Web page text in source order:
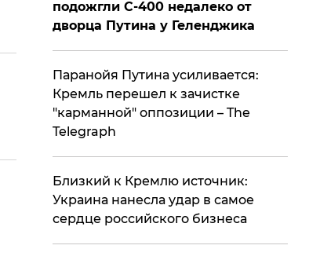
подожгли С-400 недалеко от
дворца Путина у Геленджика
Паранойя Путина усиливается:
Кремль перешел к зачистке
"карманной" оппозиции – The
Telegraph
Близкий к Кремлю источник:
Украина нанесла удар в самое
сердце российского бизнеса